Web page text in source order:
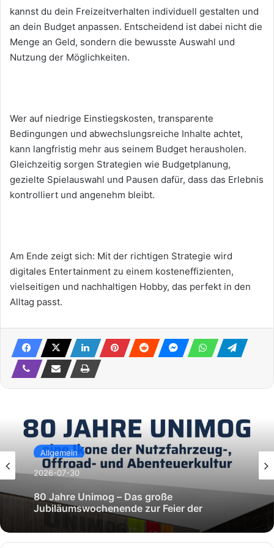
kannst du dein Freizeitverhalten individuell gestalten und
an dein Budget anpassen. Entscheidend ist dabei nicht die
Menge an Geld, sondern die bewusste Auswahl und
Nutzung der Möglichkeiten.
Wer auf niedrige Einstiegskosten, transparente
Bedingungen und abwechslungsreiche Inhalte achtet,
kann langfristig mehr aus seinem Budget herausholen.
Gleichzeitig sorgen Strategien wie Budgetplanung,
gezielte Spielauswahl und Pausen dafür, dass das Erlebnis
kontrolliert und angenehm bleibt.
Am Ende zeigt sich: Mit der richtigen Strategie wird
digitales Entertainment zu einem kosteneffizienten,
vielseitigen und nachhaltigen Hobby, das perfekt in den
Alltag passt.
Allgemein
2026-07-30
80 Jahre Unimog – Das große
Jubiläumswochenende zur Feier der
Legende